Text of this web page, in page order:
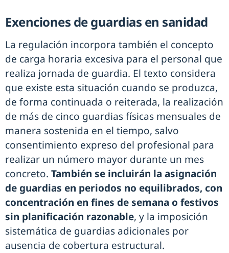
Exenciones de guardias en sanidad
La regulación incorpora también el concepto
de carga horaria excesiva para el personal que
realiza jornada de guardia. El texto considera
que existe esta situación cuando se produzca,
de forma continuada o reiterada, la realización
de más de cinco guardias físicas mensuales de
manera sostenida en el tiempo, salvo
consentimiento expreso del profesional para
realizar un número mayor durante un mes
concreto. También se incluirán la asignación
de guardias en periodos no equilibrados, con
concentración en fines de semana o festivos
sin planificación razonable, y la imposición
sistemática de guardias adicionales por
ausencia de cobertura estructural.